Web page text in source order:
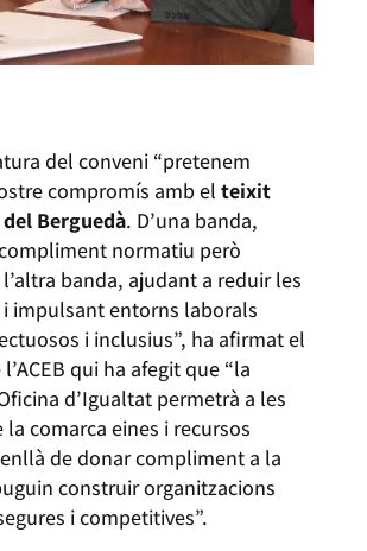
del conveni “pretenem
compromís amb el teixit
Berguedà. D’una banda,
normatiu però
banda, ajudant a reduir les
impulsant entorns laborals
i inclusius”, ha afirmat el
qui ha afegit que “la
d’Igualtat permetrà a les
la comarca eines i recursos
de donar compliment a la
construir organitzacions
i competitives”.